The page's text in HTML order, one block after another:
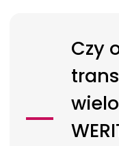
Czy